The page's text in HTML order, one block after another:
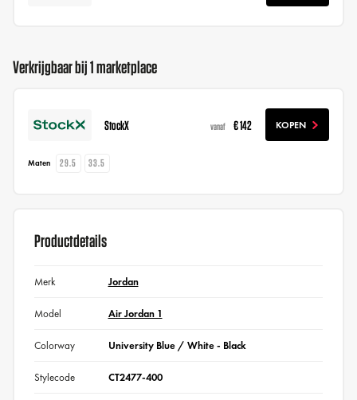
Verkrijgbaar bij 1 marketplace
StockX vanaf € 142 KOPEN
Maten 29.5 33.5
Productdetails
Merk Jordan
Model Air Jordan 1
Colorway University Blue / White - Black
Stylecode CT2477-400